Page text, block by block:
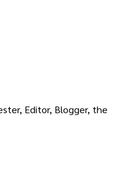
Editor, Blogger, the